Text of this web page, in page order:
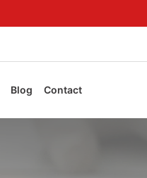
Blog Contact